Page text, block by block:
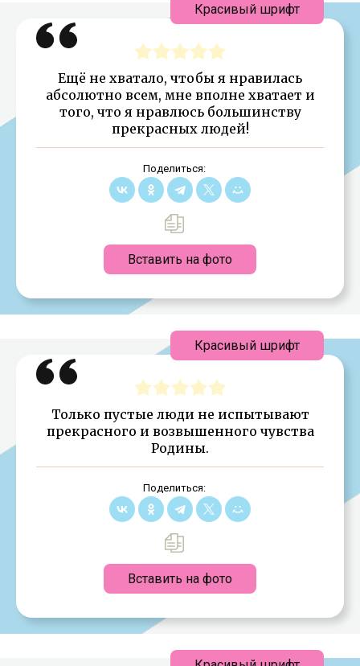
Ещё не хватало, чтобы я нравилась
абсолютно всем, мне вполне хватает и
того, что я нравлюсь большинству
прекрасных людей!
Поделиться:
Вставить на фото
Красивый шрифт
Только пустые люди не испытывают
прекрасного и возвышенного чувства
Родины.
Поделиться:
Вставить на фото
Красивый шрифт